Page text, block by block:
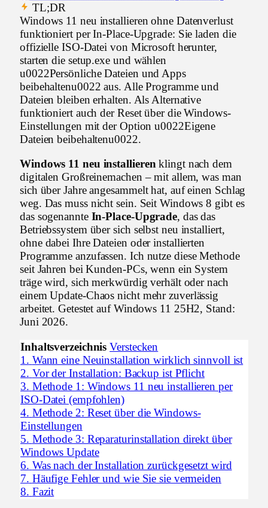
TL;DR
Windows 11 neu installieren ohne Datenverlust
funktioniert per In-Place-Upgrade: Sie laden die
offizielle ISO-Datei von Microsoft herunter,
starten die setup.exe und wählen
u0022Persönliche Dateien und Apps
beibehaltenu0022 aus. Alle Programme und
Dateien bleiben erhalten. Als Alternative
funktioniert auch der Reset über die Windows-
Einstellungen mit der Option u0022Eigene
Dateien beibehaltenu0022.
Windows 11 neu installieren klingt nach dem
digitalen Großreinemachen – mit allem, was man
sich über Jahre angesammelt hat, auf einen Schlag
weg. Das muss nicht sein. Seit Windows 8 gibt es
das sogenannte In-Place-Upgrade, das das
Betriebssystem über sich selbst neu installiert,
ohne dabei Ihre Dateien oder installierten
Programme anzufassen. Ich nutze diese Methode
seit Jahren bei Kunden-PCs, wenn ein System
träge wird, sich merkwürdig verhält oder nach
einem Update-Chaos nicht mehr zuverlässig
arbeitet. Getestet auf Windows 11 25H2, Stand:
Juni 2026.
Inhaltsverzeichnis Verstecken
1. Wann eine Neuinstallation wirklich sinnvoll ist
2. Vor der Installation: Backup ist Pflicht
3. Methode 1: Windows 11 neu installieren per
ISO-Datei (empfohlen)
4. Methode 2: Reset über die Windows-
Einstellungen
5. Methode 3: Reparaturinstallation direkt über
Windows Update
6. Was nach der Installation zurückgesetzt wird
7. Häufige Fehler und wie Sie sie vermeiden
8. Fazit